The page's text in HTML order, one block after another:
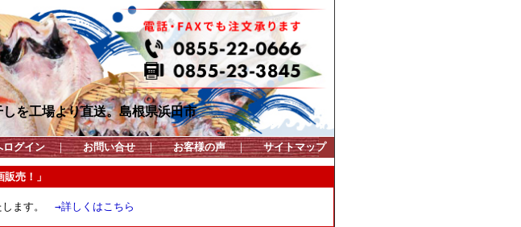
を工場より直送。島根県浜田市
ログイン ｜ お問い合せ ｜ お客様の声 ｜ サイトマップ
売！」
します。 →詳しくはこちら